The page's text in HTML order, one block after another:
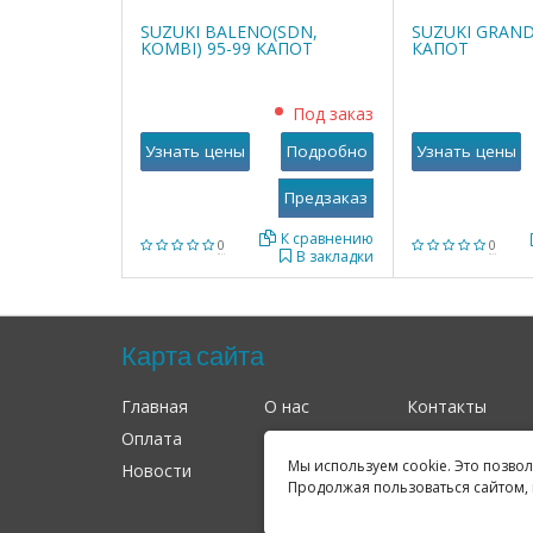
Мы используем cookie. Это
Продолжая пользоваться
SUZUKI BALENO(SDN,
KOMBI) 95-99 КАПОТ
0
Под заказ
В закладки
К сравнению
Узнать цены Подробно
SUZUKI
КАПОТ
0
Узнать цены
Карта сайта
Главная О нас
Контакты
Оплата
Доставка
Гарантия
Новости
Оферта Соглашение